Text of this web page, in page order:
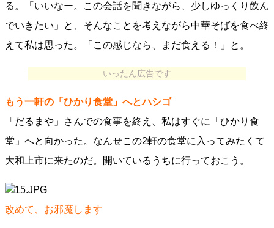
る。「いいなー。この会話を聞きながら、少しゆっくり飲ん
でいきたい」と、そんなことを考えながら中華そばを食べ終
えて私は思った。「この感じなら、まだ食える！」と。
いったん広告です
もう一軒の「ひかり食堂」へとハシゴ
「だるまや」さんでの食事を終え、私はすぐに「ひかり食
堂」へと向かった。なんせこの2軒の食堂に入ってみたくて
大和上市に来たのだ。開いているうちに行っておこう。
改めて、お邪魔します